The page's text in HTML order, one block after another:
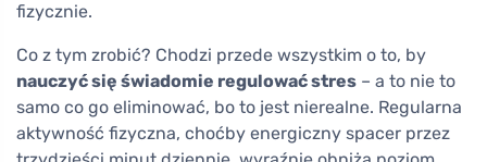
fizycznie.
Co z tym zrobić? Chodzi przede wszystkim o to, by
nauczyć się świadomie regulować stres – a to nie to
samo co go eliminować, bo to jest nierealne. Regularna
aktywność fizyczna, choćby energiczny spacer przez